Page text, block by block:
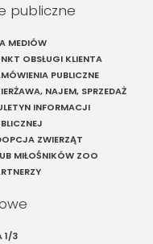
publiczne
MEDIÓW
OBSŁUGI KLIENTA
PUBLICZNE
NAJEM, SPRZEDAŻ
INFORMACJI
ZWIERZĄT
MIŁOŚNIKÓW ZOO
1/3